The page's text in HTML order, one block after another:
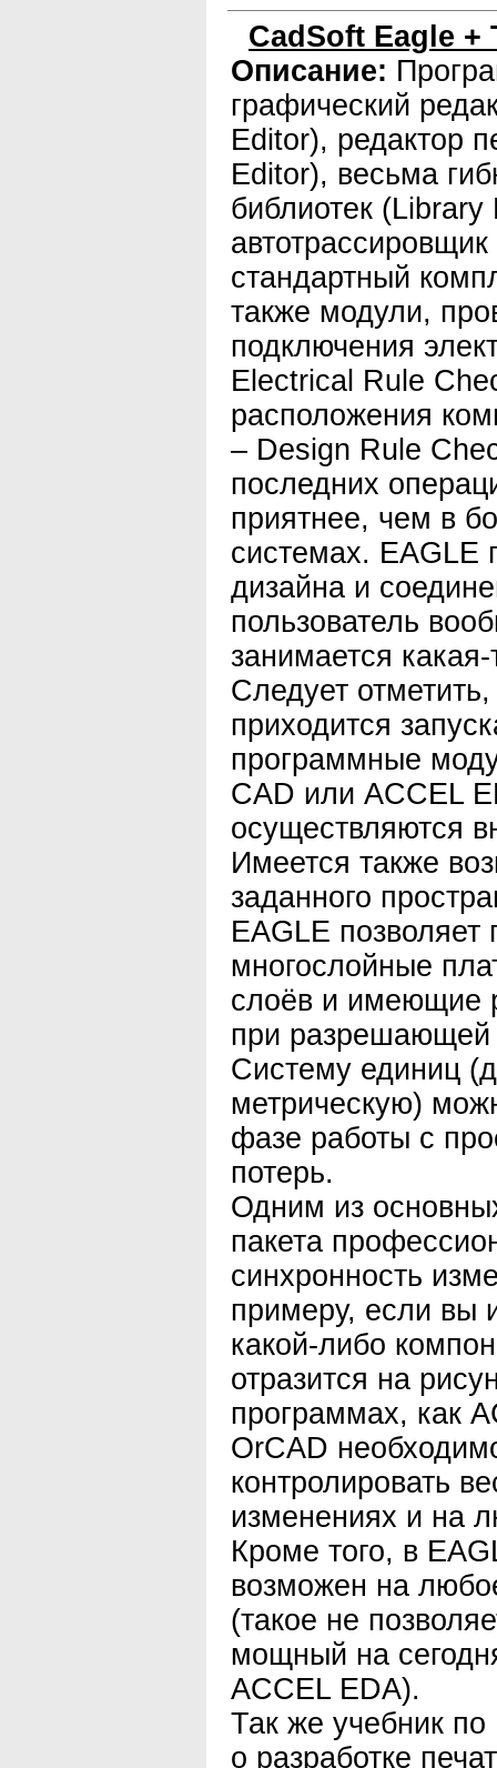
CadSoft Eagle +
Описание:
графический
Editor), редактор
Editor), весьма
библиотек (Library
стандартный
также модули,
подключения
Electrical Rule
расположения
– Design Rule
последних
приятнее, чем в
системах. EAGLE
дизайна и
пользователь
занимается
Следует
приходится
программные
CAD или ACCEL
осуществляются
Имеется также
заданного
EAGLE позволяет
многослойные
слоёв и имеющие
при разрешающей
Систему единиц
метрическую)
фазе работы с
потерь.
Одним из
пакета
синхронность
примеру, если вы
какой-либо
отразится на
программах, как
OrCAD
контролировать
изменениях и на
Кроме того, в
возможен на
(такое не
мощный на
ACCEL EDA).
Так же учебник
о разработке